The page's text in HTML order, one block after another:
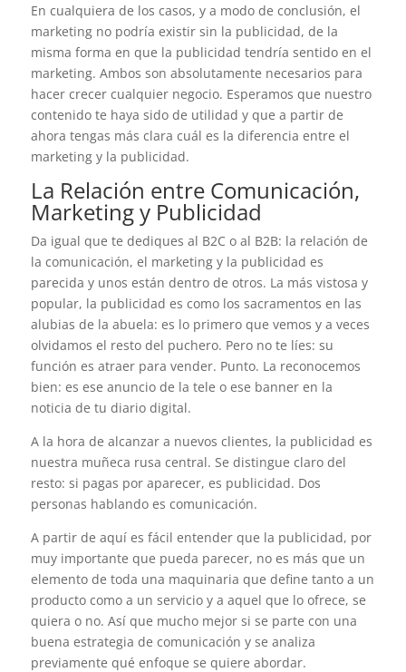
En cualquiera de los casos, y a modo de conclusión, el
marketing no podría existir sin la publicidad, de la
misma forma en que la publicidad tendría sentido en el
marketing. Ambos son absolutamente necesarios para
hacer crecer cualquier negocio. Esperamos que nuestro
contenido te haya sido de utilidad y que a partir de
ahora tengas más clara cuál es la diferencia entre el
marketing y la publicidad.
La Relación entre Comunicación,
Marketing y Publicidad
Da igual que te dediques al B2C o al B2B: la relación de
la comunicación, el marketing y la publicidad es
parecida y unos están dentro de otros. La más vistosa y
popular, la publicidad es como los sacramentos en las
alubias de la abuela: es lo primero que vemos y a veces
olvidamos el resto del puchero. Pero no te líes: su
función es atraer para vender. Punto. La reconocemos
bien: es ese anuncio de la tele o ese banner en la
noticia de tu diario digital.
A la hora de alcanzar a nuevos clientes, la publicidad es
nuestra muñeca rusa central. Se distingue claro del
resto: si pagas por aparecer, es publicidad. Dos
personas hablando es comunicación.
A partir de aquí es fácil entender que la publicidad, por
muy importante que pueda parecer, no es más que un
elemento de toda una maquinaria que define tanto a un
producto como a un servicio y a aquel que lo ofrece, se
quiera o no. Así que mucho mejor si se parte con una
buena estrategia de comunicación y se analiza
previamente qué enfoque se quiere abordar.